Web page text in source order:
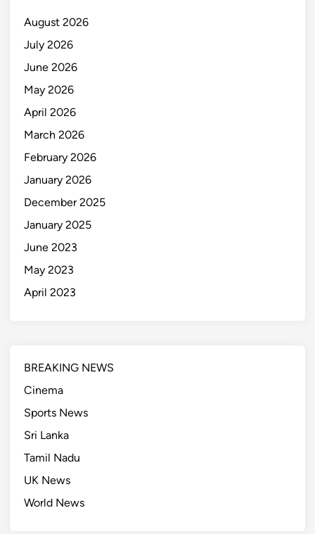
August 2026
July 2026
June 2026
May 2026
April 2026
March 2026
February 2026
January 2026
December 2025
January 2025
June 2023
May 2023
April 2023
BREAKING NEWS
Cinema
Sports News
Sri Lanka
Tamil Nadu
UK News
World News